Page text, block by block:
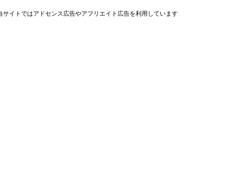
サイトではアドセンス広告やアフリエイト広告を利用しています